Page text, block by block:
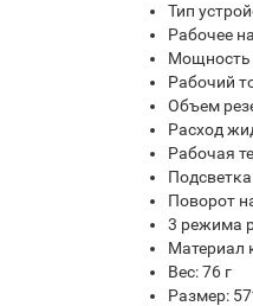
Тип
Рабочее
Мощность
Рабочий
Объем
Расход
Рабочая
Подсветка
Поворот
3 режима
Материал
Вес: 76 г
Размер: